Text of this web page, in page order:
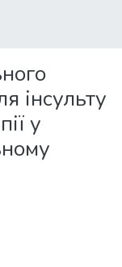
інсульту
у